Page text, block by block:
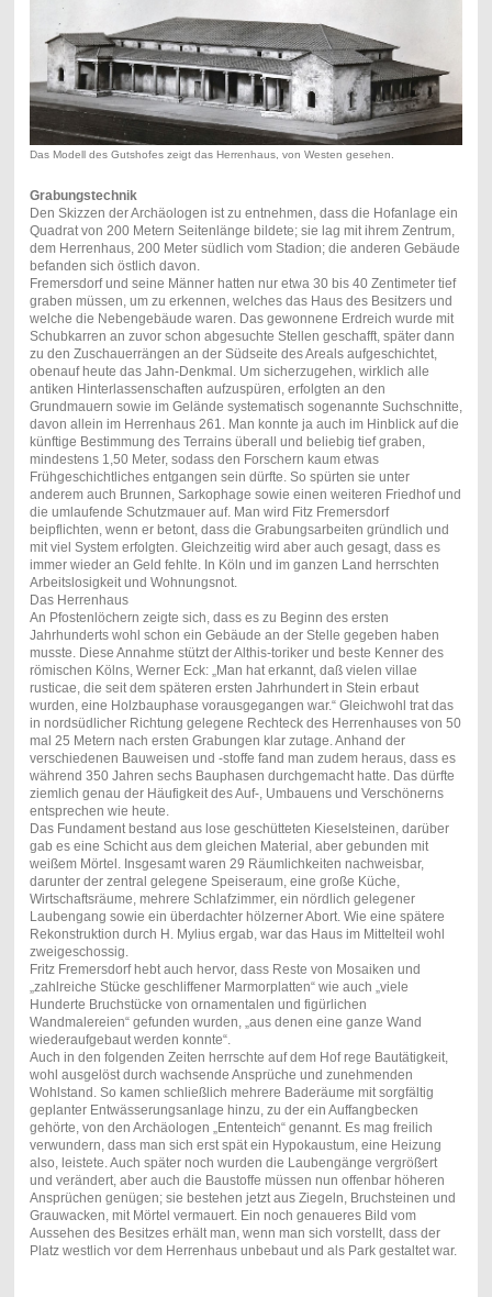
Das Modell des Gutshofes zeigt das Herrenhaus, von Westen gesehen.
Grabungstechnik
Den Skizzen der Archäologen ist zu entnehmen, dass die Hofanlage ein
Quadrat von 200 Metern Seitenlänge bildete; sie lag mit ihrem Zentrum,
dem Herrenhaus, 200 Meter südlich vom Stadion; die anderen Gebäude
befanden sich östlich davon.
Fremersdorf und seine Männer hatten nur etwa 30 bis 40 Zentimeter tief
graben müssen, um zu erkennen, welches das Haus des Besitzers und
welche die Nebengebäude waren. Das gewonnene Erdreich wurde mit
Schubkarren an zuvor schon abgesuchte Stellen geschafft, später dann
zu den Zuschauerrängen an der Südseite des Areals aufgeschichtet,
obenauf heute das Jahn-Denkmal. Um sicherzugehen, wirklich alle
antiken Hinterlassenschaften aufzuspüren, erfolgten an den
Grundmauern sowie im Gelände systematisch sogenannte Suchschnitte,
davon allein im Herrenhaus 261. Man konnte ja auch im Hinblick auf die
künftige Bestimmung des Terrains überall und beliebig tief graben,
mindestens 1,50 Meter, sodass den Forschern kaum etwas
Frühgeschichtliches entgangen sein dürfte. So spürten sie unter
anderem auch Brunnen, Sarkophage sowie einen weiteren Friedhof und
die umlaufende Schutzmauer auf. Man wird Fitz Fremersdorf
beipflichten, wenn er betont, dass die Grabungsarbeiten gründlich und
mit viel System erfolgten. Gleichzeitig wird aber auch gesagt, dass es
immer wieder an Geld fehlte. In Köln und im ganzen Land herrschten
Arbeitslosigkeit und Wohnungsnot.
Das Herrenhaus
An Pfostenlöchern zeigte sich, dass es zu Beginn des ersten
Jahrhunderts wohl schon ein Gebäude an der Stelle gegeben haben
musste. Diese Annahme stützt der Althis-toriker und beste Kenner des
römischen Kölns, Werner Eck: „Man hat erkannt, daß vielen villae
rusticae, die seit dem späteren ersten Jahrhundert in Stein erbaut
wurden, eine Holzbauphase vorausgegangen war.“ Gleichwohl trat das
in nordsüdlicher Richtung gelegene Rechteck des Herrenhauses von 50
mal 25 Metern nach ersten Grabungen klar zutage. Anhand der
verschiedenen Bauweisen und -stoffe fand man zudem heraus, dass es
während 350 Jahren sechs Bauphasen durchgemacht hatte. Das dürfte
ziemlich genau der Häufigkeit des Auf-, Umbauens und Verschönerns
entsprechen wie heute.
Das Fundament bestand aus lose geschütteten Kieselsteinen, darüber
gab es eine Schicht aus dem gleichen Material, aber gebunden mit
weißem Mörtel. Insgesamt waren 29 Räumlichkeiten nachweisbar,
darunter der zentral gelegene Speiseraum, eine große Küche,
Wirtschaftsräume, mehrere Schlafzimmer, ein nördlich gelegener
Laubengang sowie ein überdachter hölzerner Abort. Wie eine spätere
Rekonstruktion durch H. Mylius ergab, war das Haus im Mittelteil wohl
zweigeschossig.
Fritz Fremersdorf hebt auch hervor, dass Reste von Mosaiken und
„zahlreiche Stücke geschliffener Marmorplatten“ wie auch „viele
Hunderte Bruchstücke von ornamentalen und figürlichen
Wandmalereien“ gefunden wurden, „aus denen eine ganze Wand
wiederaufgebaut werden konnte“.
Auch in den folgenden Zeiten herrschte auf dem Hof rege Bautätigkeit,
wohl ausgelöst durch wachsende Ansprüche und zunehmenden
Wohlstand. So kamen schließlich mehrere Baderäume mit sorgfältig
geplanter Entwässerungsanlage hinzu, zu der ein Auffangbecken
gehörte, von den Archäologen „Ententeich“ genannt. Es mag freilich
verwundern, dass man sich erst spät ein Hypokaustum, eine Heizung
also, leistete. Auch später noch wurden die Laubengänge vergrößert
und verändert, aber auch die Baustoffe müssen nun offenbar höheren
Ansprüchen genügen; sie bestehen jetzt aus Ziegeln, Bruchsteinen und
Grauwacken, mit Mörtel vermauert. Ein noch genaueres Bild vom
Aussehen des Besitzes erhält man, wenn man sich vorstellt, dass der
Platz westlich vor dem Herrenhaus unbebaut und als Park gestaltet war.